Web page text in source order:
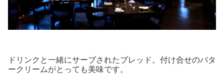
ドリンクと一緒にサーブされたブレッド。付け合せのバタ
ークリームがとっても美味です。